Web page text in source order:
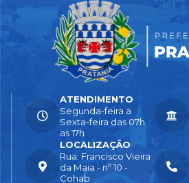
LOCALIZAÇÃO
Rua: Francisco Vieira
da Maia - nº 10 -
Cohab
ATENDIMENTO
Segunda-feira a
Sexta-feira das 07h
as 17h